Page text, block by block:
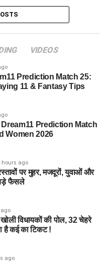
VIDEOS
Prediction Match 25:
11 & Fantasy Tips
Dream11 Prediction Match
Women 2026
hours ago
पर मुहर, मजदूरों, युवाओं और
बड़े फैसले
विधायकों की पोल, 32 चेहरे
है कई का टिकट !
ago